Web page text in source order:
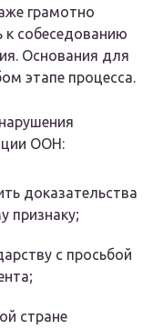
грамотно
к собеседованию
Основания для
этапе процесса.
ООН:
доказательства
признаку;
с просьбой
стране